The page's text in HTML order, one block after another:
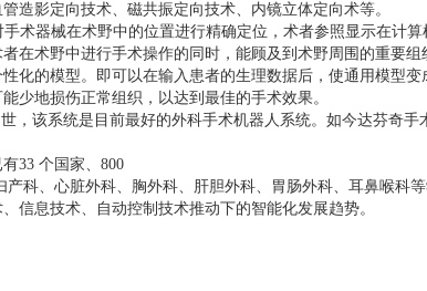
造影定向技术、磁共振定向技术、内镜立体定向术等。
术器械在术野中的位置进行精确定位，术者参照显示在计
在术野中进行手术操作的同时，能顾及到术野周围的重要组
化的模型。即可以在输入患者的生理数据后，使通用模型
少地损伤正常组织，以达到最佳的手术效果。
，该系统是目前最好的外科手术机器人系统。如今达芬奇
33 个国家、800
科、心脏外科、胸外科、肝胆外科、胃肠外科、耳鼻喉
信息技术、自动控制技术推动下的智能化发展趋势。